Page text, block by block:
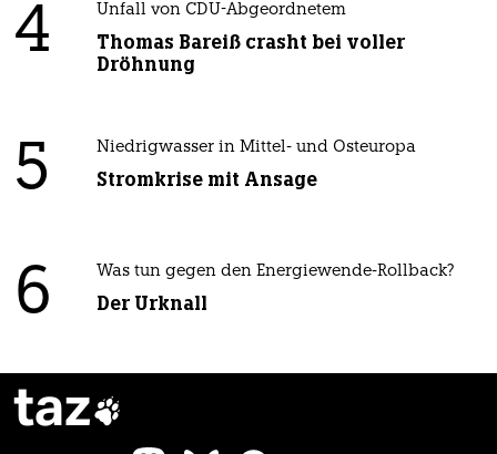
4 Unfall von CDU-Abgeordnetem
Thomas Bareiß crasht bei voller
Dröhnung
5 Niedrigwasser in Mittel- und Osteuropa
Stromkrise mit Ansage
6 Was tun gegen den Energiewende-Rollback?
Der Urknall
taz